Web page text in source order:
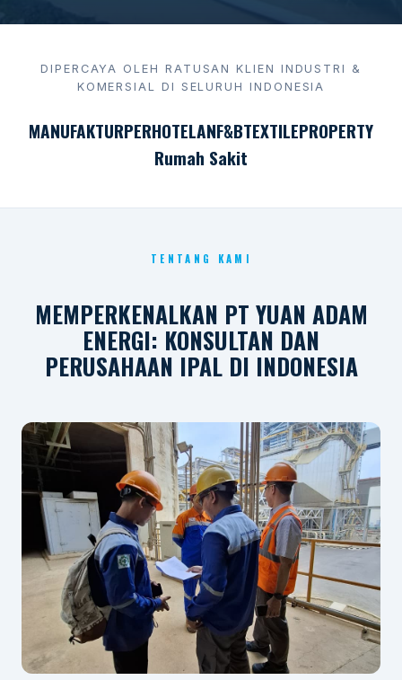
DIPERCAYA OLEH RATUSAN KLIEN INDUSTRI &
KOMERSIAL DI SELURUH INDONESIA
MANUFAKTURPERHOTELANF&BTEXTILEPROPERTY
Rumah Sakit
TENTANG KAMI
MEMPERKENALKAN PT YUAN ADAM
ENERGI: KONSULTAN DAN
PERUSAHAAN IPAL DI INDONESIA